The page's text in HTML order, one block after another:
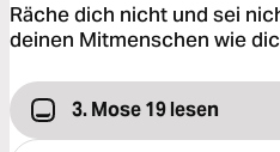
Räche dich nicht und sei
deinen Mitmenschen wie
3. Mose 19 lesen